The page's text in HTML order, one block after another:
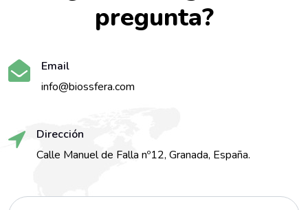
pregunta?
Email
info@biossfera.com
Dirección
Calle Manuel de Falla nº12, Granada, España.